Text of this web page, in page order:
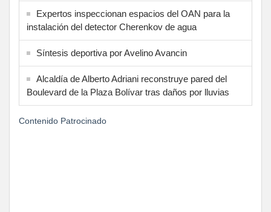
Expertos inspeccionan espacios del OAN para la
instalación del detector Cherenkov de agua
Síntesis deportiva por Avelino Avancin
Alcaldía de Alberto Adriani reconstruye pared del
Boulevard de la Plaza Bolívar tras daños por lluvias
Contenido Patrocinado